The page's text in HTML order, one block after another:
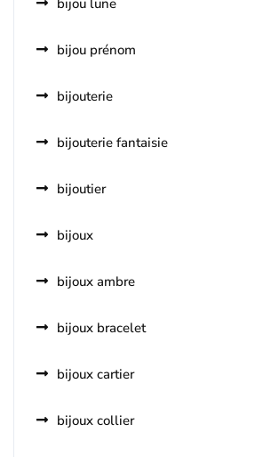
bijou lune
bijou prénom
bijouterie
bijouterie fantaisie
bijoutier
bijoux
bijoux ambre
bijoux bracelet
bijoux cartier
bijoux collier